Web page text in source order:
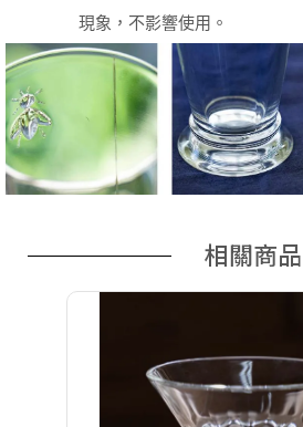
現象，不影響使用。
相關商品